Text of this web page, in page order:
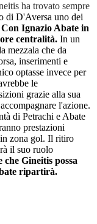
ha trovato sempre
di D'Aversa uno dei
Con Ignazio Abate in
centralità. In un
mezzala che da
inserimenti e
optasse invece per
le
grazie alla sua
l'azione.
di Petrachi e Abate
prestazioni
zona gol. Il ritiro
il suo ruolo
che Gineitis possa
ripartirà.